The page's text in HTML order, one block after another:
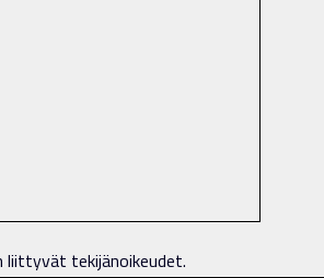
liittyvät tekijänoikeudet.